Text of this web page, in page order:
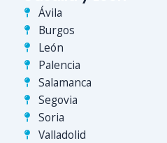
Ávila
Burgos
León
Palencia
Salamanca
Segovia
Soria
Valladolid